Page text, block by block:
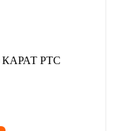
КАРАТ РТС